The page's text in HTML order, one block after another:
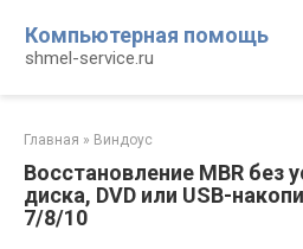
контенту
Компьютерная помощь
shmel-service.ru
Главная » Виндоус
Восстановление MBR без
диска, DVD или USB-
7/8/10